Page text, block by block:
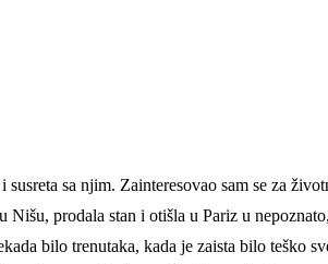
sa njim. Zainteresovao sam se za
prodala stan i otišla u Pariz u
bilo trenutaka, kada je zaista bilo teško